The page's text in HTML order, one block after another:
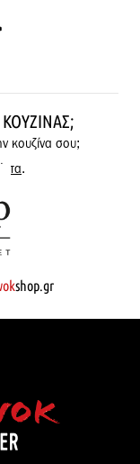
ΚΟΥΖΊΝΑΣ;
κουζίνα σου;
.
shop.gr